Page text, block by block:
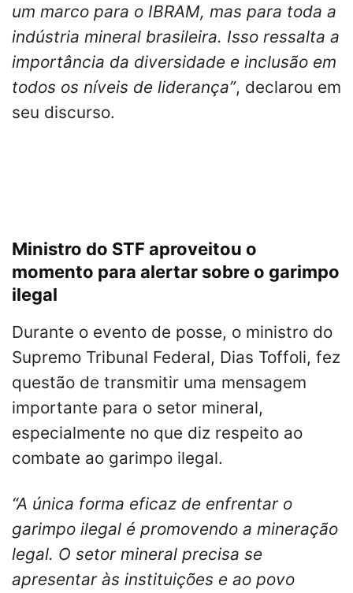
um marco para o IBRAM, mas para toda a
indústria mineral brasileira. Isso ressalta a
importância da diversidade e inclusão em
todos os níveis de liderança”, declarou em
seu discurso.
Ministro do STF aproveitou o
momento para alertar sobre o garimpo
ilegal
Durante o evento de posse, o ministro do
Supremo Tribunal Federal, Dias Toffoli, fez
questão de transmitir uma mensagem
importante para o setor mineral,
especialmente no que diz respeito ao
combate ao garimpo ilegal.
“A única forma eficaz de enfrentar o
garimpo ilegal é promovendo a mineração
legal. O setor mineral precisa se
apresentar às instituições e ao povo